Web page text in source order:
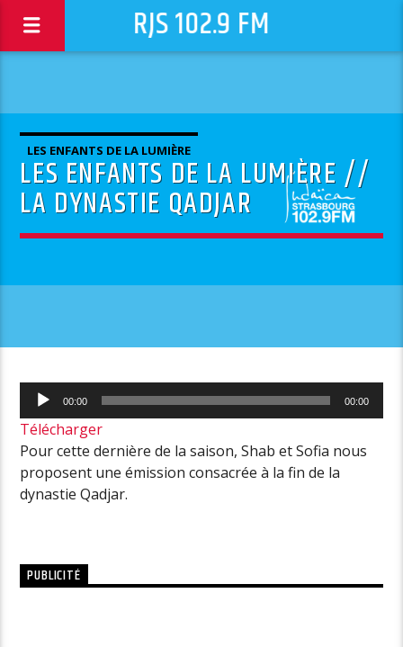
RJS 102.9 FM
LES ENFANTS DE LA LUMIÈRE
LES ENFANTS DE LA LUMIÈRE //
LA DYNASTIE QADJAR
Lecteur
audio
00:00 00:00
Télécharger
Pour cette dernière de la saison, Shab et Sofia nous
proposent une émission consacrée à la fin de la
dynastie Qadjar.
PUBLICITÉ